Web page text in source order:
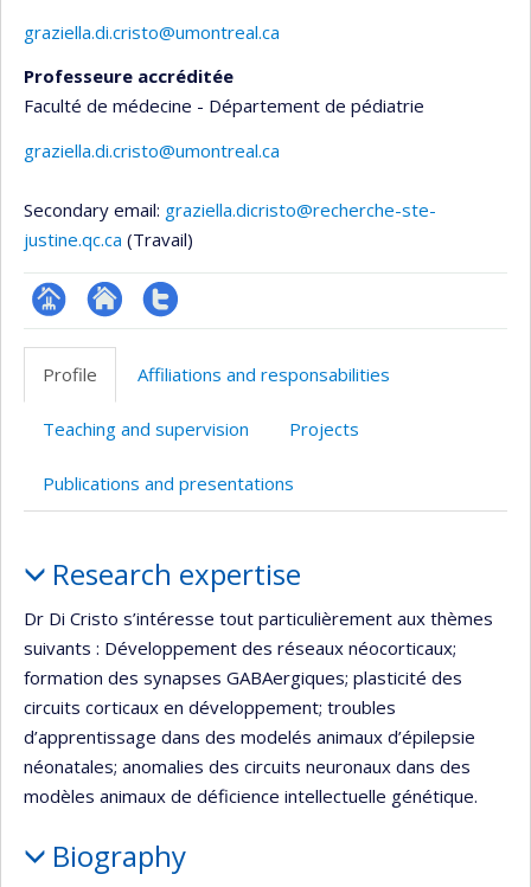
graziella.di.cristo@umontreal.ca
Professeure accréditée
Faculté de médecine - Département de pédiatrie
graziella.di.cristo@umontreal.ca
Secondary email: graziella.dicristo@recherche-ste-
justine.qc.ca (Travail)
Page Site
l’unité
recherche
Compte
Profile Affiliations and responsabilities
Teaching and supervision Projects
Publications and presentations
Research expertise
Dr Di Cristo s’intéresse tout particulièrement aux thèmes
suivants : Développement des réseaux néocorticaux;
formation des synapses GABAergiques; plasticité des
circuits corticaux en développement; troubles
d’apprentissage dans des modelés animaux d’épilepsie
néonatales; anomalies des circuits neuronaux dans des
modèles animaux de déficience intellectuelle génétique.
Biography